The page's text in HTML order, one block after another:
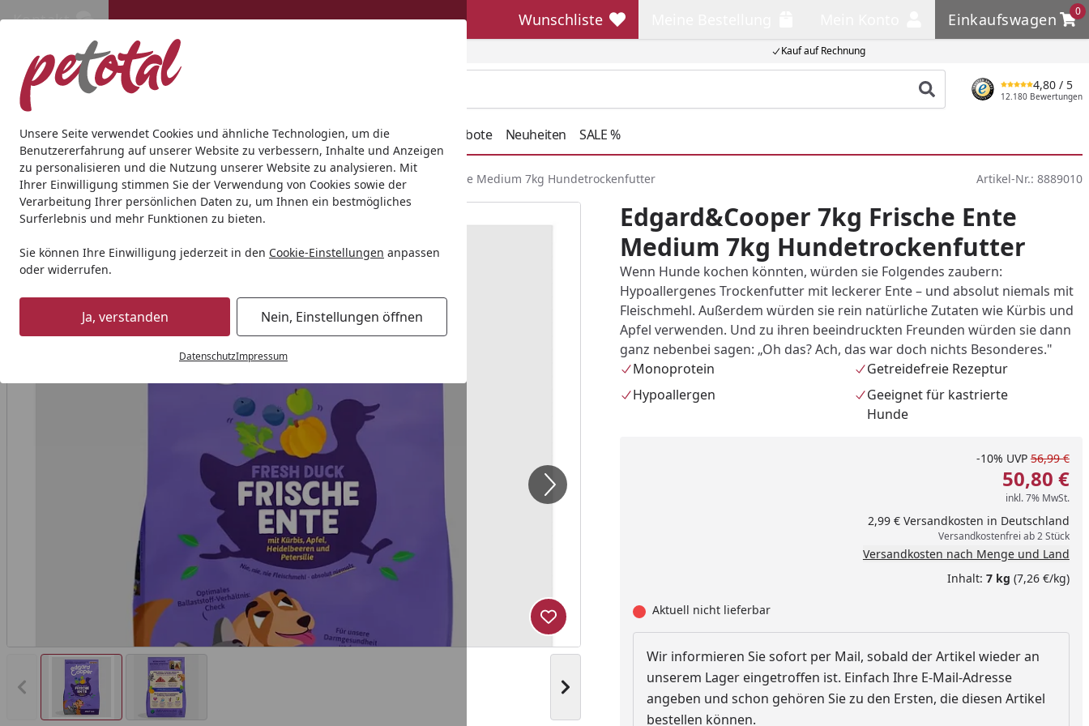
Unsere Seite verwendet Cookies und ähnliche Technologien, um die
Benutzererfahrung auf unserer Website zu verbessern, Inhalte und Anzeigen
zu personalisieren und die Nutzung unserer Website zu analysieren. Mit
Ihrer Einwilligung stimmen Sie der Verwendung von Cookies sowie der
Verarbeitung Ihrer persönlichen Daten zu, um Ihnen ein bestmögliches
Surferlebnis und mehr Funktionen zu bieten.
Sie können Ihre Einwilligung jederzeit in den Cookie-Einstellungen anpassen
oder widerrufen.
Ja, verstanden Nein, Einstellungen öffnen
DatenschutzImpressum
Kauf auf Rechnung
Kontakt Wunschliste
Wunschliste Einkaufswagen
0
Einkaufswagen
Produkt suchen
4,80 / 5
12.180 Bewertungen
Hund Katze Aquaristik Teich Andere Tierarten Geschenkideen Angebote Neuheiten SALE %
Startseite
Hund Hundetrockenfutter EdgardCooper Edgard&Cooper 7kg Frische Ente Medium 7kg Hundetrockenfutter Artikel-Nr.: 8889010
Vorheriges Bild anzeigen Nächstes Bild anzeigen
Produkt zur Wunschliste hinzufügen
Edgard&Cooper 7kg Frische Ente
Medium 7kg Hundetrockenfutter
Wenn Hunde kochen könnten, würden sie Folgendes zaubern:
Hypoallergenes Trockenfutter mit leckerer Ente – und absolut niemals mit
Fleischmehl. Außerdem würden sie rein natürliche Zutaten wie Kürbis und
Apfel verwenden. Und zu ihren beeindruckten Freunden würden sie dann
ganz nebenbei sagen: „Oh das? Ach, das war doch nichts Besonderes."
Monoprotein
Getreidefreie Rezeptur
Hypoallergen
Geeignet für kastrierte
Hunde
-10% UVP 56,99 €
50,80 €
inkl. 7% MwSt.
2,99 € Versandkosten in Deutschland
Versandkostenfrei ab 2 Stück
Versandkosten nach Menge und Land
Inhalt: 7 kg (7,26 €/kg)
Aktuell nicht lieferbar
Wir informieren Sie sofort per Mail, sobald der Artikel wieder an
unserem Lager eingetroffen ist. Einfach Ihre E-Mail-Adresse
angeben und schon gehören Sie zu den Ersten, die diesen Artikel
bestellen können.